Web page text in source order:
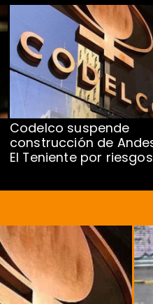
Codelco suspende
construcción de
El Teniente por